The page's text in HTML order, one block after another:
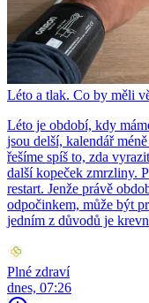
Léto a tlak. Co by měli
Léto je období, kdy
jsou delší, kalendář
řešíme spíš to, zda
další kopeček zmrzliny.
restart. Jenže právě
odpočinkem, může být
jedním z důvodů je
Plné zdraví
dnes, 07:26